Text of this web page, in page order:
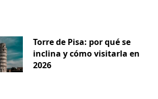
Torre de Pisa: por qué se
inclina y cómo visitarla en
2026